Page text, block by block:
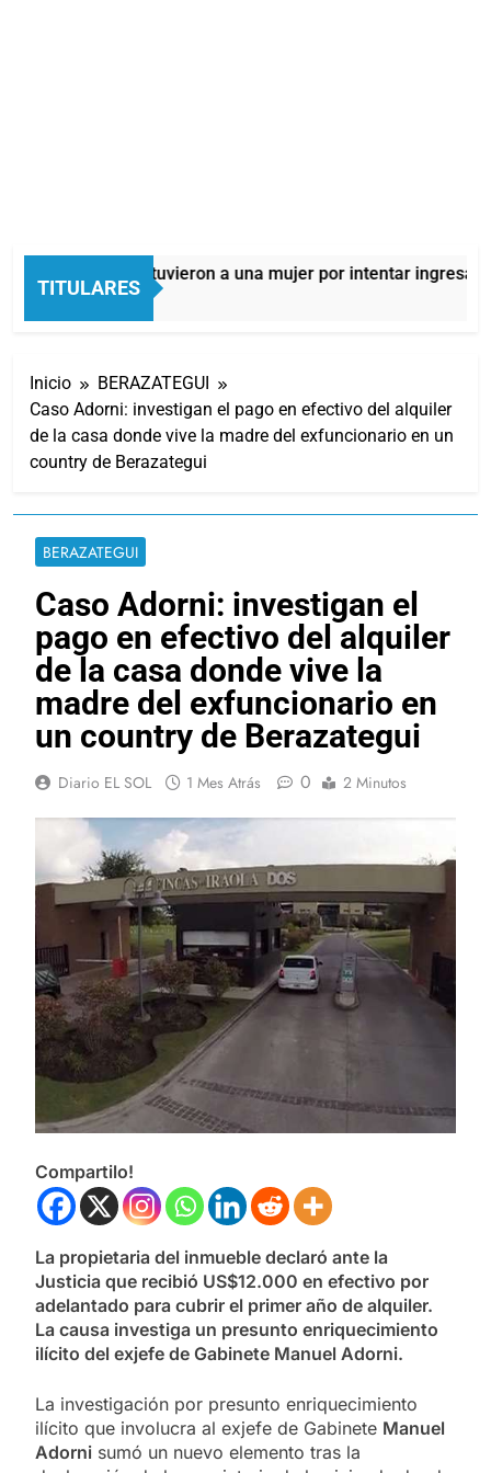
TITULARES
Quilmes: detuvieron a una mujer por intentar ingresar
4 Horas Atrás
Inicio
BERAZATEGUI
Caso Adorni: investigan el pago en efectivo del alquiler
de la casa donde vive la madre del exfuncionario en un
country de Berazategui
BERAZATEGUI
Caso Adorni: investigan el
pago en efectivo del alquiler
de la casa donde vive la
madre del exfuncionario en
un country de Berazategui
Diario EL SOL 1 Mes Atrás 0 2 Minutos
Compartilo!
La propietaria del inmueble declaró ante la
Justicia que recibió US$12.000 en efectivo por
adelantado para cubrir el primer año de alquiler.
La causa investiga un presunto enriquecimiento
ilícito del exjefe de Gabinete Manuel Adorni.
La investigación por presunto enriquecimiento
ilícito que involucra al exjefe de Gabinete Manuel
Adorni sumó un nuevo elemento tras la